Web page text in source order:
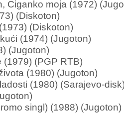
Ciganko moja (1972)
(Diskoton)
(Diskoton)
(1974) (Jugoton)
(Jugoton)
(1979) (PGP RTB)
(1980) (Jugoton)
(1980) (Sarajevo-
singl) (1988) (Jugoton)